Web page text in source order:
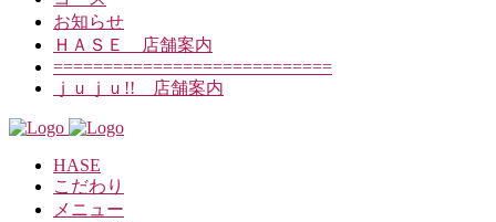
お知らせ
ＨＡＳＥ 店舗案内
============================
ｊｕｊｕ!! 店舗案内
HASE
こだわり
メニュー